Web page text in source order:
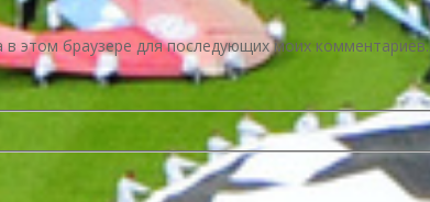
этом браузере для последующих моих комментариев.